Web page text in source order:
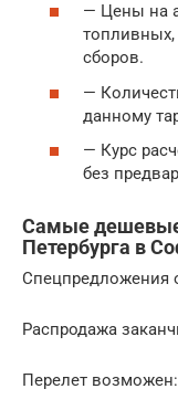
— Цены на
топливных,
сборов.
—
данному
— Курс
без
Самые дешевые
Петербурга в
Спецпредложения
Распродажа
Перелет